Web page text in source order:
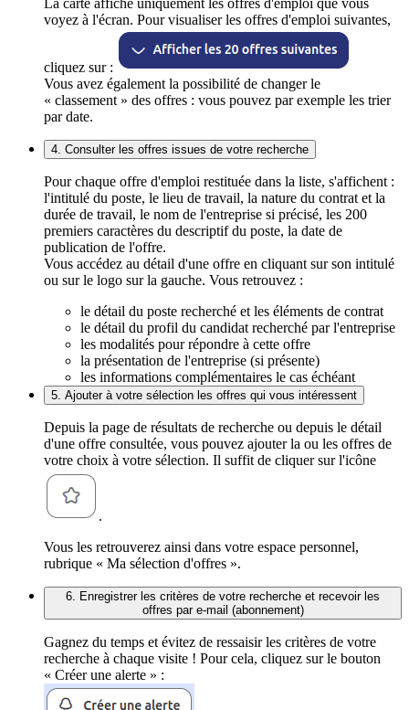
La carte affiche uniquement les offres d'emploi que vous
voyez à l'écran. Pour visualiser les offres d'emploi suivantes,
cliquez sur :
Vous avez également la possibilité de changer le
« classement » des offres : vous pouvez par exemple les trier
par date.
4. Consulter les offres issues de votre recherche
Pour chaque offre d'emploi restituée dans la liste, s'affichent :
l'intitulé du poste, le lieu de travail, la nature du contrat et la
durée de travail, le nom de l'entreprise si précisé, les 200
premiers caractères du descriptif du poste, la date de
publication de l'offre.
Vous accédez au détail d'une offre en cliquant sur son intitulé
ou sur le logo sur la gauche. Vous retrouvez :
le détail du poste recherché et les éléments de contrat
le détail du profil du candidat recherché par l'entreprise
les modalités pour répondre à cette offre
la présentation de l'entreprise (si présente)
les informations complémentaires le cas échéant
5. Ajouter à votre sélection les offres qui vous intéressent
Depuis la page de résultats de recherche ou depuis le détail
d'une offre consultée, vous pouvez ajouter la ou les offres de
votre choix à votre sélection. Il suffit de cliquer sur l'icône
.
Vous les retrouverez ainsi dans votre espace personnel,
rubrique « Ma sélection d'offres ».
6. Enregistrer les critères de votre recherche et recevoir les
offres par e-mail (abonnement)
Gagnez du temps et évitez de ressaisir les critères de votre
recherche à chaque visite ! Pour cela, cliquez sur le bouton
« Créer une alerte » :